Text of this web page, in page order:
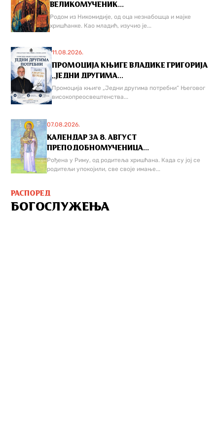
ВЕЛИКОМУЧЕНИК...
Родом из Никомидије, од оца незнабошца и мајке
хришћанке. Као младић, изучио је...
11.08.2026.
ПРОМОЦИЈА КЊИГЕ ВЛАДИКЕ ГРИГОРИЈА
,,ЈЕДНИ ДРУГИМА...
Промоција књиге „Једни другима потребни“ Његовог
високопреосвештенства...
07.08.2026.
КАЛЕНДАР ЗА 8. АВГУСТ
ПРЕПОДОБНОМУЧЕНИЦА...
Рођена у Риму, од родитеља хришћана. Када су јој се
родитељи упокојили, све своје имање...
РАСПОРЕД
БОГОСЛУЖЕЊА